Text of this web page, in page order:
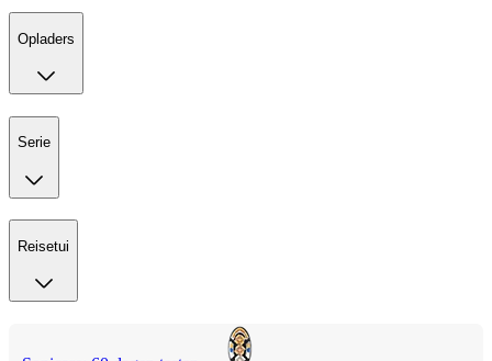
Opladers
Serie
Reisetui